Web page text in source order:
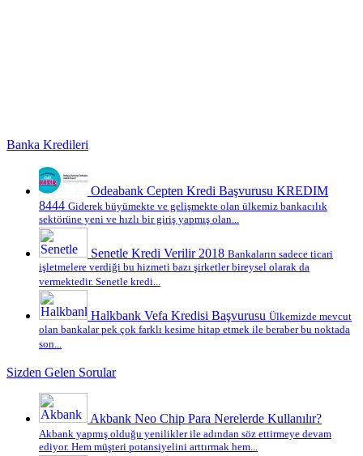
Banka Kredileri
Odeabank Cepten Kredi Başvurusu KREDIM
8444 Giderek büyümekte ve gelişmekte olan ülkemiz bankacılık
sektörüne yeni ve hızlı bir giriş yapmış olan...
Senetle Kredi Verilir 2018 Bankaların sadece ticari
işletmelere verdiği bu hizmeti bazı şirketler bireysel olarak da
vermektedir. Senetle kredi...
Halkbank Vefa Kredisi Başvurusu Ülkemizde mevcut
olan bankalar pek çok farklı kesime hitap etmek ile beraber bu noktada
son...
Sizden Gelen Sorular
Akbank Neo Chip Para Nerelerde Kullanılır?
Akbank yapmış olduğu yenilikler ile adından söz ettirmeye devam
ediyor. Hem müşteri potansiyelini arttırmak hem...